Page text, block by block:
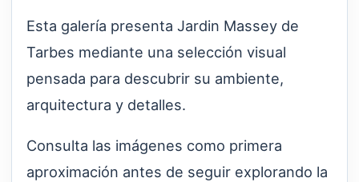
Esta galería presenta Jardin Massey de
Tarbes mediante una selección visual
pensada para descubrir su ambiente,
arquitectura y detalles.
Consulta las imágenes como primera
aproximación antes de seguir explorando la